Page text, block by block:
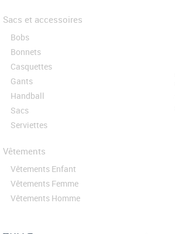
Sacs et accessoires
Bobs
Bonnets
Casquettes
Gants
Handball
Sacs
Serviettes
Vêtements
Vêtements Enfant
Vêtements Femme
Vêtements Homme